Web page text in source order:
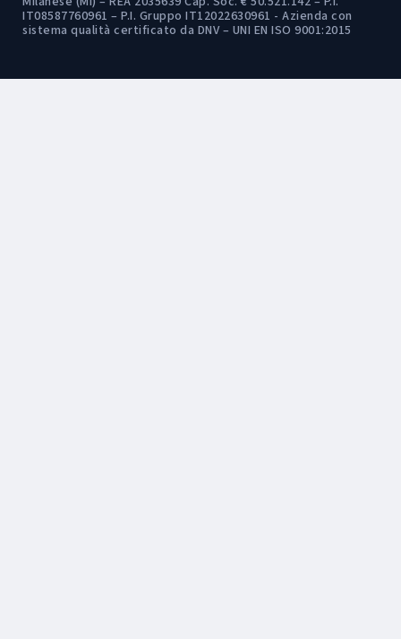
IT08587760961 – P.I. Gruppo IT12022630961 - Azienda con
sistema qualità certificato da DNV – UNI EN ISO 9001:2015